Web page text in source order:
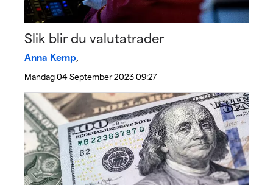
Slik blir du valutatrader
Anna Kemp,
Mandag 04 September 2023 09:27